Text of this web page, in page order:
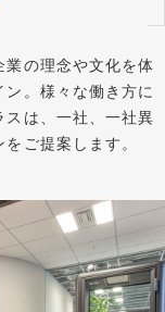
業の理念や文化を体
。様々な働き方に
は、一社、一社異
ご提案します。